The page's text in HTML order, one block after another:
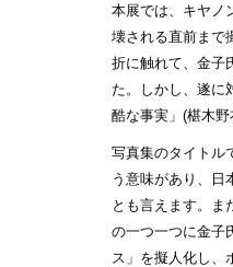
本展では、キヤノ
壊される直前まで
折に触れて、⾦⼦
た。しかし、遂に
酷な事実」(椹⽊
写真集のタイトル
う意味があり、日
とも言えます。ま
の一つ一つに金子
ス」を擬人化し、